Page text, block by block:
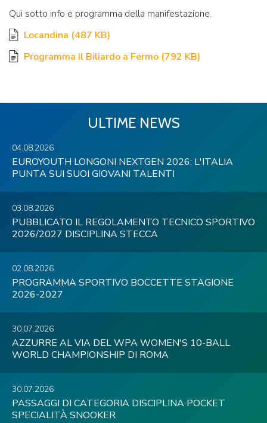
Qui sotto info e programma della manifestazione.
Locandina (487 KB)
Programma Il Biliardo a Fermo (792 KB)
ULTIME NEWS
04.08.2026
EUROYOUTH LONGONI NEXTGEN 2026: L'ITALIA
PUNTA SUI SUOI GIOVANI TALENTI
03.08.2026
PUBBLICATO IL REGOLAMENTO TECNICO SPORTIVO
2026/2027 DISCIPLINA STECCA
02.08.2026
PROGRAMMA SPORTIVO BOCCETTE STAGIONE
2026-2027
30.07.2026
AZZURRE AL VIA DEL WPA WOMEN'S 10-BALL
WORLD CHAMPIONSHIP DI ROMA
30.07.2026
PASSAGGI DI CATEGORIA DISCIPLINA POCKET
SPECIALITÀ SNOOKER